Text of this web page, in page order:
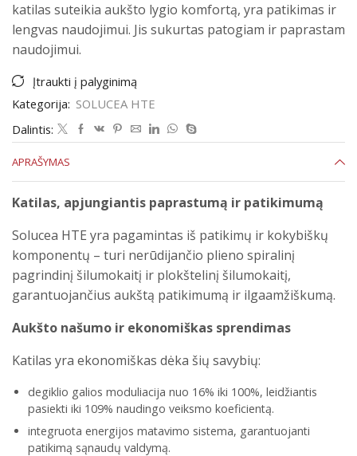
katilas suteikia aukšto lygio komfortą, yra patikimas ir
lengvas naudojimui. Jis sukurtas patogiam ir paprastam
naudojimui.
Įtraukti į palyginimą
Kategorija: SOLUCEA HTE
Dalintis:
APRAŠYMAS
Katilas, apjungiantis paprastumą ir patikimumą
Solucea HTE yra pagamintas iš patikimų ir kokybiškų
komponentų – turi nerūdijančio plieno spiralinį
pagrindinį šilumokaitį ir plokštelinį šilumokaitį,
garantuojančius aukštą patikimumą ir ilgaamžiškumą.
Aukšto našumo ir ekonomiškas sprendimas
Katilas yra ekonomiškas dėka šių savybių:
degiklio galios moduliacija nuo 16% iki 100%, leidžiantis
pasiekti iki 109% naudingo veiksmo koeficientą.
integruota energijos matavimo sistema, garantuojanti
patikimą sąnaudų valdymą.